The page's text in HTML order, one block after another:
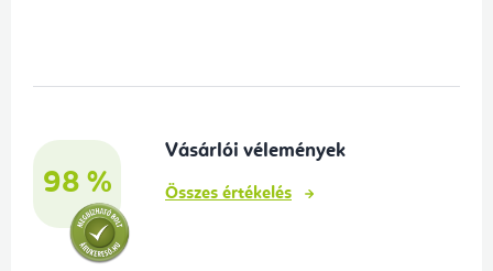
98 %
Vásárlói vélemények
Összes értékelés